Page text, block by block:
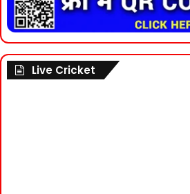
Live Cricket